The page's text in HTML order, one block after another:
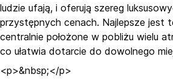
ludzie ufają, i oferują szereg
przystępnych cenach. Najlepsze jest
centralnie położone w pobliżu wielu
co ułatwia dotarcie do dowolnego
<p>&nbsp;</p>